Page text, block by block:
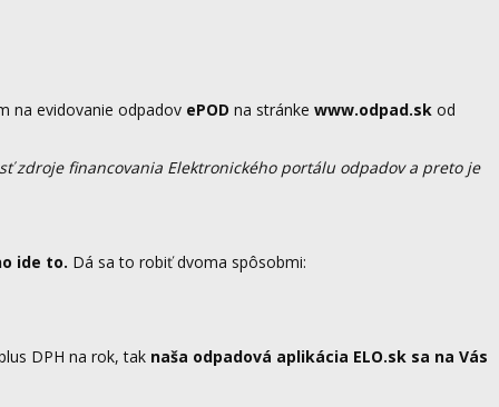
na evidovanie odpadov ePOD na stránke www.odpad.sk od
zdroje financovania Elektronického portálu odpadov a preto je
ide to. Dá sa to robiť dvoma spôsobmi:
DPH na rok, tak naša odpadová aplikácia ELO.sk sa na Vás